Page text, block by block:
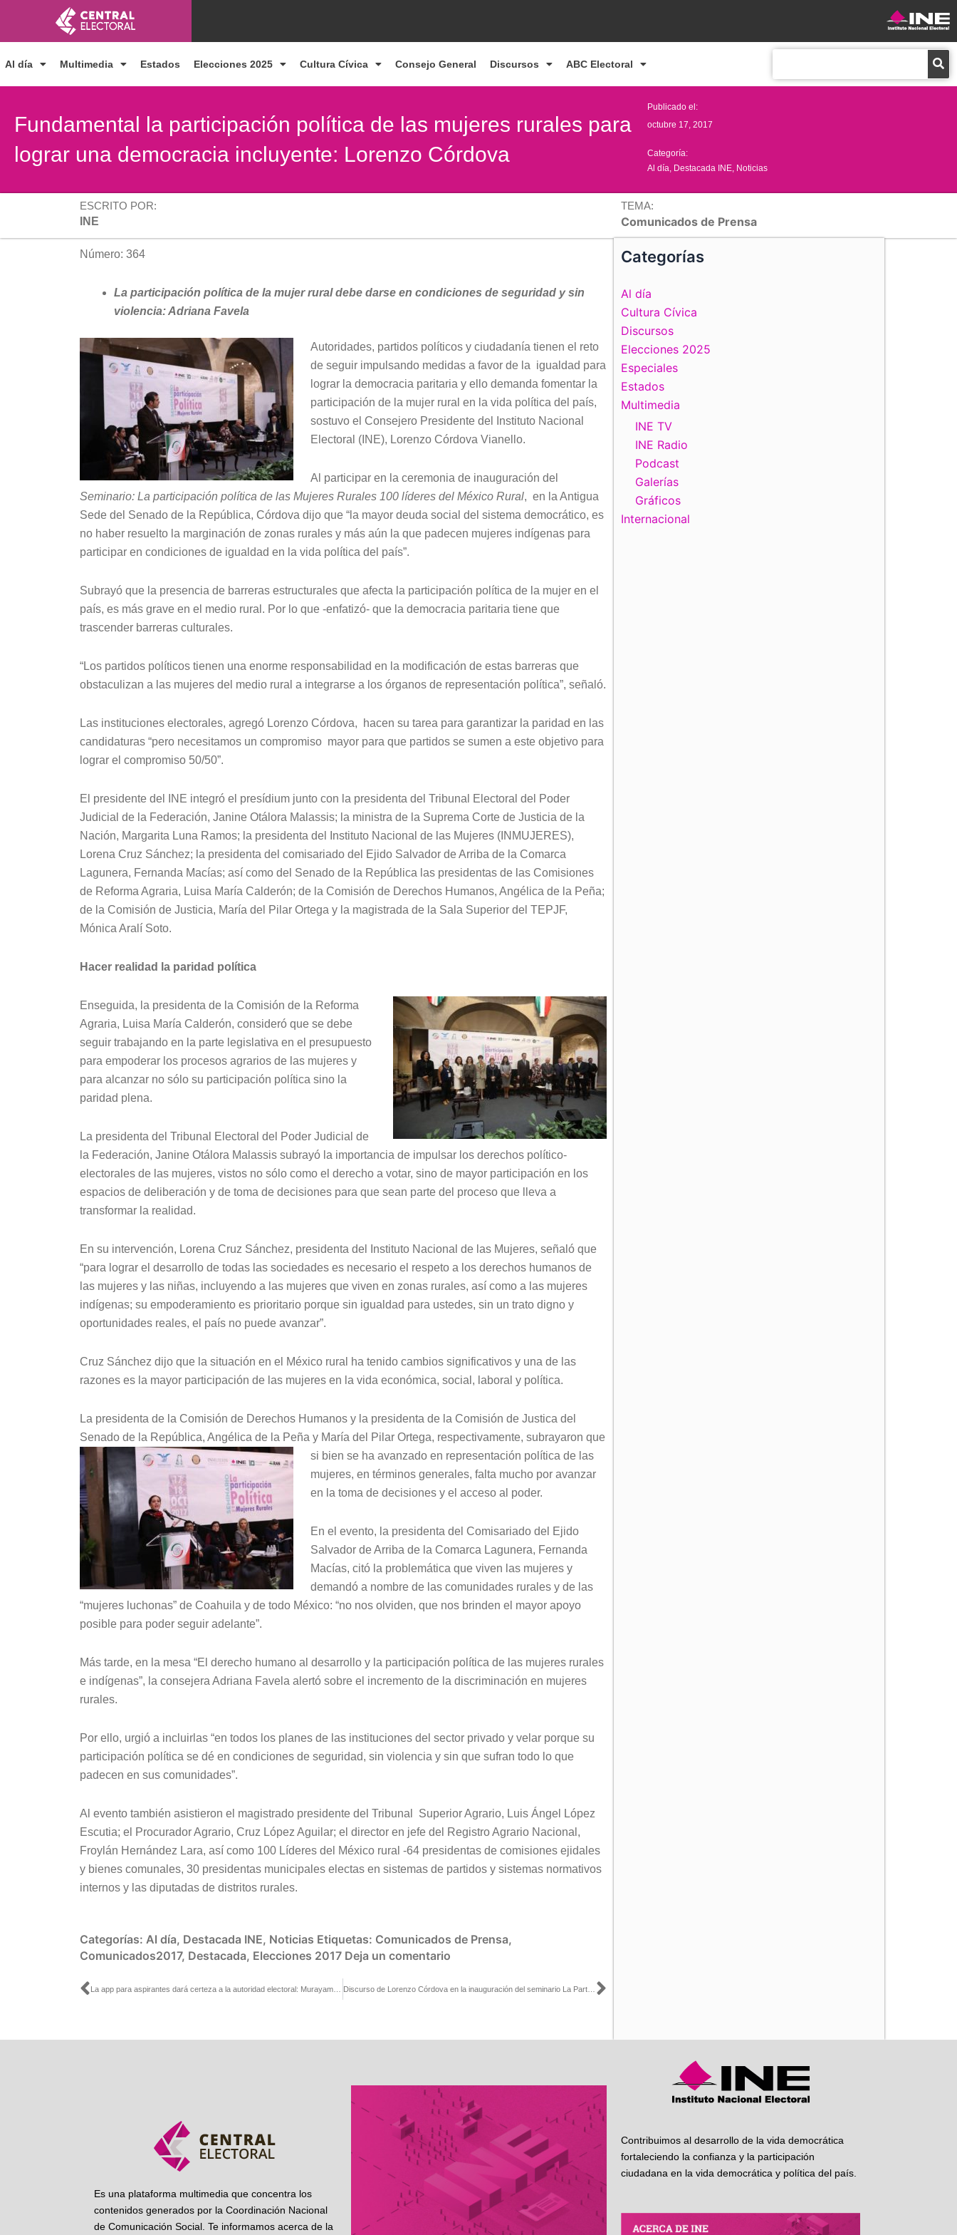
contenido
Al día Multimedia Estados Elecciones 2025 Cultura Cívica Consejo General Discursos ABC Electoral
Fundamental la participación política de las mujeres rurales para
lograr una democracia incluyente: Lorenzo Córdova
Publicado el:
octubre 17, 2017
Categoría:
Al día Destacada INE Noticias
ESCRITO POR:
INE
TEMA:
Comunicados de Prensa
Número: 364
La participación política de la mujer rural debe darse en condiciones de seguridad y sin
violencia: Adriana Favela
Autoridades, partidos políticos y ciudadanía tienen el reto
de seguir impulsando medidas a favor de la igualdad para
lograr la democracia paritaria y ello demanda fomentar la
participación de la mujer rural en la vida política del país,
sostuvo el Consejero Presidente del Instituto Nacional
Electoral (INE), Lorenzo Córdova Vianello.
Al participar en la ceremonia de inauguración del
Seminario: La participación política de las Mujeres Rurales 100 líderes del México Rural, en la Antigua
Sede del Senado de la República, Córdova dijo que “la mayor deuda social del sistema democrático, es
no haber resuelto la marginación de zonas rurales y más aún la que padecen mujeres indígenas para
participar en condiciones de igualdad en la vida política del país”.
Subrayó que la presencia de barreras estructurales que afecta la participación política de la mujer en el
país, es más grave en el medio rural. Por lo que -enfatizó- que la democracia paritaria tiene que
trascender barreras culturales.
“Los partidos políticos tienen una enorme responsabilidad en la modificación de estas barreras que
obstaculizan a las mujeres del medio rural a integrarse a los órganos de representación política”, señaló.
Las instituciones electorales, agregó Lorenzo Córdova, hacen su tarea para garantizar la paridad en las
candidaturas “pero necesitamos un compromiso mayor para que partidos se sumen a este objetivo para
lograr el compromiso 50/50”.
El presidente del INE integró el presídium junto con la presidenta del Tribunal Electoral del Poder
Judicial de la Federación, Janine Otálora Malassis; la ministra de la Suprema Corte de Justicia de la
Nación, Margarita Luna Ramos; la presidenta del Instituto Nacional de las Mujeres (INMUJERES),
Lorena Cruz Sánchez; la presidenta del comisariado del Ejido Salvador de Arriba de la Comarca
Lagunera, Fernanda Macías; así como del Senado de la República las presidentas de las Comisiones
de Reforma Agraria, Luisa María Calderón; de la Comisión de Derechos Humanos, Angélica de la Peña;
de la Comisión de Justicia, María del Pilar Ortega y la magistrada de la Sala Superior del TEPJF,
Mónica Aralí Soto.
Hacer realidad la paridad política
Enseguida, la presidenta de la Comisión de la Reforma
Agraria, Luisa María Calderón, consideró que se debe
seguir trabajando en la parte legislativa en el presupuesto
para empoderar los procesos agrarios de las mujeres y
para alcanzar no sólo su participación política sino la
paridad plena.
La presidenta del Tribunal Electoral del Poder Judicial de
la Federación, Janine Otálora Malassis subrayó la importancia de impulsar los derechos político-
electorales de las mujeres, vistos no sólo como el derecho a votar, sino de mayor participación en los
espacios de deliberación y de toma de decisiones para que sean parte del proceso que lleva a
transformar la realidad.
En su intervención, Lorena Cruz Sánchez, presidenta del Instituto Nacional de las Mujeres, señaló que
“para lograr el desarrollo de todas las sociedades es necesario el respeto a los derechos humanos de
las mujeres y las niñas, incluyendo a las mujeres que viven en zonas rurales, así como a las mujeres
indígenas; su empoderamiento es prioritario porque sin igualdad para ustedes, sin un trato digno y
oportunidades reales, el país no puede avanzar”.
Cruz Sánchez dijo que la situación en el México rural ha tenido cambios significativos y una de las
razones es la mayor participación de las mujeres en la vida económica, social, laboral y política.
La presidenta de la Comisión de Derechos Humanos y la presidenta de la Comisión de Justica del
Senado de la República, Angélica de la Peña y María del Pilar Ortega, respectivamente, subrayaron que
si bien se ha avanzado en representación política de las
mujeres, en términos generales, falta mucho por avanzar
en la toma de decisiones y el acceso al poder.
En el evento, la presidenta del Comisariado del Ejido
Salvador de Arriba de la Comarca Lagunera, Fernanda
Macías, citó la problemática que viven las mujeres y
demandó a nombre de las comunidades rurales y de las
“mujeres luchonas” de Coahuila y de todo México: “no nos olviden, que nos brinden el mayor apoyo
posible para poder seguir adelante”.
Más tarde, en la mesa “El derecho humano al desarrollo y la participación política de las mujeres rurales
e indígenas”, la consejera Adriana Favela alertó sobre el incremento de la discriminación en mujeres
rurales.
Por ello, urgió a incluirlas “en todos los planes de las instituciones del sector privado y velar porque su
participación política se dé en condiciones de seguridad, sin violencia y sin que sufran todo lo que
padecen en sus comunidades”.
Al evento también asistieron el magistrado presidente del Tribunal Superior Agrario, Luis Ángel López
Escutia; el Procurador Agrario, Cruz López Aguilar; el director en jefe del Registro Agrario Nacional,
Froylán Hernández Lara, así como 100 Líderes del México rural -64 presidentas de comisiones ejidales
y bienes comunales, 30 presidentas municipales electas en sistemas de partidos y sistemas normativos
internos y las diputadas de distritos rurales.
Categorías: Al día, Destacada INE, Noticias Etiquetas: Comunicados de Prensa,
Comunicados2017, Destacada, Elecciones 2017 Deja un comentario
Ant Siguiente
Categorías
Al día
Cultura Cívica
Discursos
Elecciones 2025
Especiales
Estados
Multimedia
INE TV
INE Radio
Podcast
Galerías
Gráficos
Internacional
Es una plataforma multimedia que concentra los
contenidos generados por la Coordinación Nacional
de Comunicación Social. Te informamos acerca de la
Contribuimos al desarrollo de la vida democrática
fortaleciendo la confianza y la participación
ciudadana en la vida democrática y política del país.